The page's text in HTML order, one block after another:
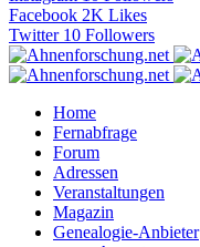
Facebook 2K Likes
Twitter 10 Followers
Home
Fernabfrage
Forum
Adressen
Veranstaltungen
Magazin
Genealogie-Anbieter